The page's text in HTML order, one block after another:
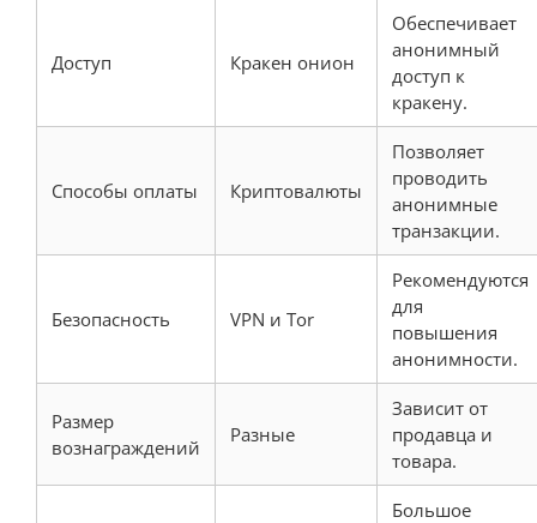
Доступ Кракен онион
Обеспечивает
анонимный
доступ к
кракену.
Способы оплаты Криптовалюты
Позволяет
проводить
анонимные
транзакции.
Безопасность VPN и Tor
Рекомендуются
для
повышения
анонимности.
Размер
вознаграждений
Разные
Зависит от
продавца и
товара.
Большое